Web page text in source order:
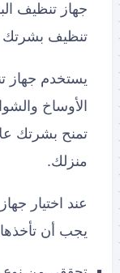
جهاز تنظيف
تنظيف بشرتك
يستخدم جهاز
الأوساخ
تمنح بشرتك
منزلك.
عند اختيار
يجب أن تأخذها